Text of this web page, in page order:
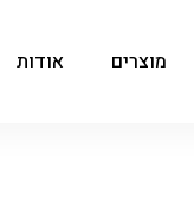
מוצרים אודות